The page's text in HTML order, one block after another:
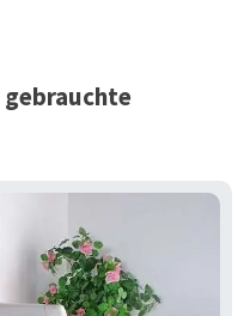
gebrauchte